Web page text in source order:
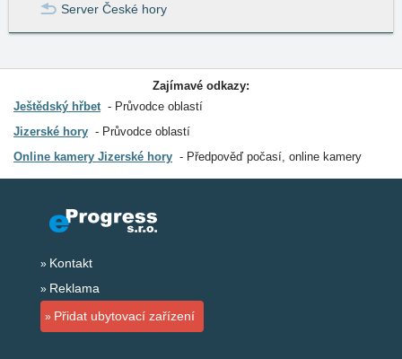
Server České hory
Zajímavé odkazy:
Ještědský hřbet
Průvodce oblastí
Jizerské hory
Průvodce oblastí
Online kamery Jizerské hory
Předpověď počasí, online kamery
Kontakt
Reklama
Přidat ubytovací zařízení